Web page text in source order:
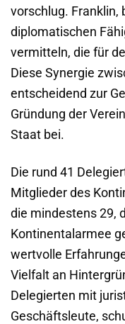
vorschlug. Franklin,
diplomatischen
vermitteln, die für
Diese Synergie
entscheidend zur
Gründung der
Staat bei.
Die rund 41
Mitglieder des
die mindestens 29,
Kontinentalarmee
wertvolle
Vielfalt an
Delegierten mit
Geschäftsleute,